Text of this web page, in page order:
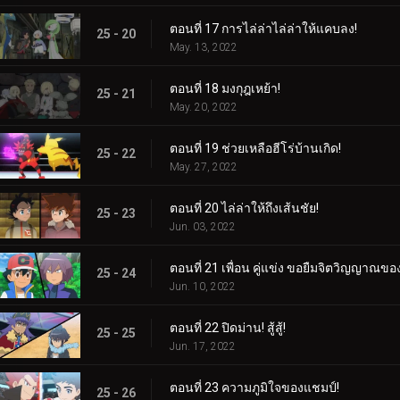
25 - 20 ตอนที่ 17 การไล่ล่าไล่ล่าให้แคบลง!
May. 13, 2022
25 - 21 ตอนที่ 18 มงกุฎเหย้า!
May. 20, 2022
25 - 22 ตอนที่ 19 ช่วยเหลือฮีโร่บ้านเกิด!
May. 27, 2022
25 - 23 ตอนที่ 20 ไล่ล่าให้ถึงเส้นชัย!
Jun. 03, 2022
25 - 24 ตอนที่ 21 เพื่อน คู่แข่ง ขอยืมจิตวิญญาณข
Jun. 10, 2022
25 - 25 ตอนที่ 22 ปิดม่าน! สู้สู้!
Jun. 17, 2022
25 - 26 ตอนที่ 23 ความภูมิใจของแชมป์!